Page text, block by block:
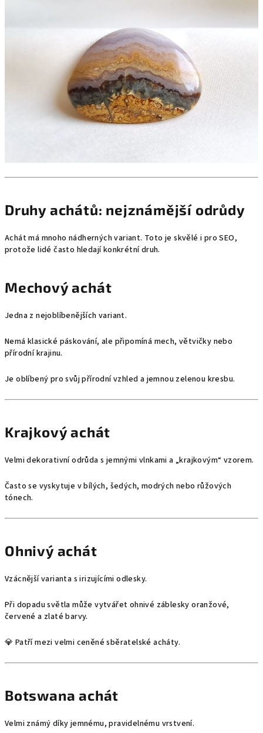
Druhy achátů: nejznámější odrůdy
Achát má mnoho nádherných variant. Toto je skvělé i pro SEO,
protože lidé často hledají konkrétní druh.
Mechový achát
Jedna z nejoblíbenějších variant.
Nemá klasické páskování, ale připomíná mech, větvičky nebo
přírodní krajinu.
Je oblíbený pro svůj přírodní vzhled a jemnou zelenou kresbu.
Krajkový achát
Velmi dekorativní odrůda s jemnými vlnkami a „krajkovým“ vzorem.
Často se vyskytuje v bílých, šedých, modrých nebo růžových
tónech.
Ohnivý achát
Vzácnější varianta s irizujícími odlesky.
Při dopadu světla může vytvářet ohnivé záblesky oranžové,
červené a zlaté barvy.
💎 Patří mezi velmi ceněné sběratelské acháty.
Botswana achát
Velmi známý díky jemnému, pravidelnému vrstvení.